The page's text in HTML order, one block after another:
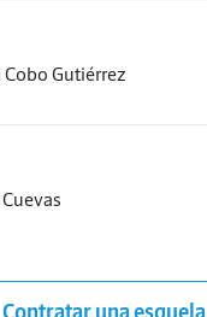
Gutiérrez
Contratar una esquela